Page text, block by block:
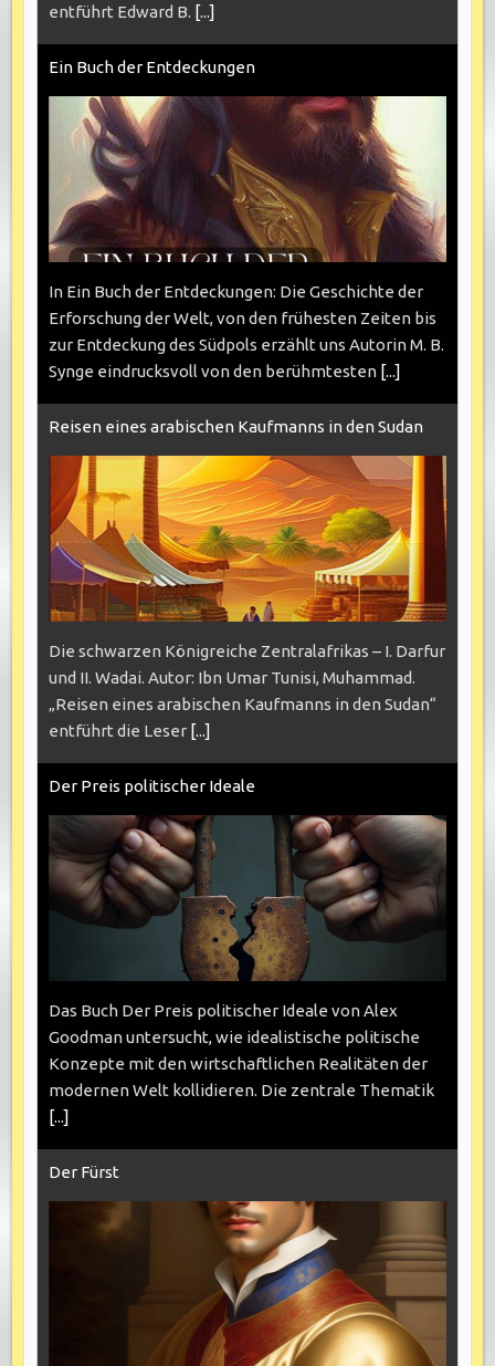
entführt Edward B. [...]
Ein Buch der Entdeckungen
In Ein Buch der Entdeckungen: Die Geschichte der
Erforschung der Welt, von den frühesten Zeiten bis
zur Entdeckung des Südpols erzählt uns Autorin M. B.
Synge eindrucksvoll von den berühmtesten [...]
Reisen eines arabischen Kaufmanns in den Sudan
Die schwarzen Königreiche Zentralafrikas – I. Darfur
und II. Wadai. Autor: Ibn Umar Tunisi, Muhammad.
„Reisen eines arabischen Kaufmanns in den Sudan“
entführt die Leser [...]
Der Preis politischer Ideale
Das Buch Der Preis politischer Ideale von Alex
Goodman untersucht, wie idealistische politische
Konzepte mit den wirtschaftlichen Realitäten der
modernen Welt kollidieren. Die zentrale Thematik
[...]
Der Fürst